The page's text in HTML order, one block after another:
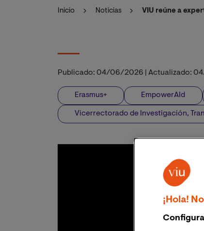
Inicio Noticias VIU reúne a
Publicado: 04/06/2026 Actualizado:
Erasmus+ EmpowerAId
Vicerrectorado de Investigación,
¡Hola!